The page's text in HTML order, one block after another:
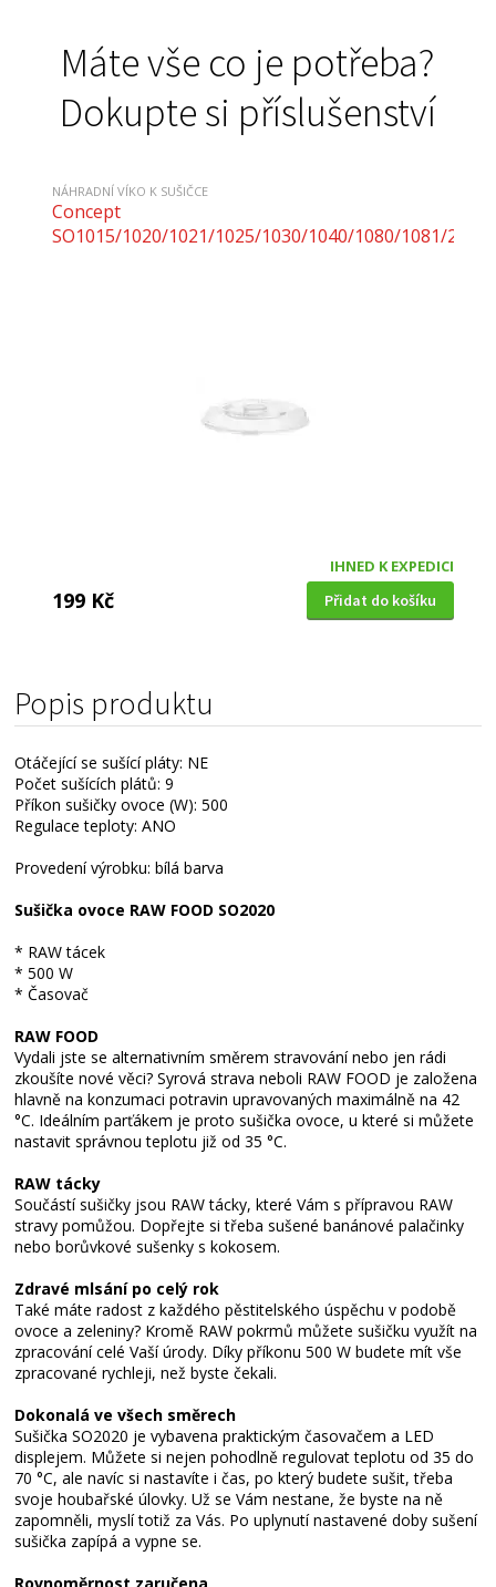
Přílohy ke stažení
Alternativní zboží
Máte vše co je potřeba?
Dokupte si příslušenství
NÁHRADNÍ VÍKO K SUŠIČCE
Concept
SO1015/1020/1021/1025/1030/1040/1080/1081/2020/
IHNED K EXPEDICI
199 Kč Přidat do košíku
Popis produktu
Otáčející se sušící pláty: NE
Počet sušících plátů: 9
Příkon sušičky ovoce (W): 500
Regulace teploty: ANO
Provedení výrobku: bílá barva
Sušička ovoce RAW FOOD SO2020
* RAW tácek
* 500 W
* Časovač
RAW FOOD
Vydali jste se alternativním směrem stravování nebo jen rádi
zkoušíte nové věci? Syrová strava neboli RAW FOOD je založena
hlavně na konzumaci potravin upravovaných maximálně na 42
°C. Ideálním parťákem je proto sušička ovoce, u které si můžete
nastavit správnou teplotu již od 35 °C.
RAW tácky
Součástí sušičky jsou RAW tácky, které Vám s přípravou RAW
stravy pomůžou. Dopřejte si třeba sušené banánové palačinky
nebo borůvkové sušenky s kokosem.
Zdravé mlsání po celý rok
Také máte radost z každého pěstitelského úspěchu v podobě
ovoce a zeleniny? Kromě RAW pokrmů můžete sušičku využít na
zpracování celé Vaší úrody. Díky příkonu 500 W budete mít vše
zpracované rychleji, než byste čekali.
Dokonalá ve všech směrech
Sušička SO2020 je vybavena praktickým časovačem a LED
displejem. Můžete si nejen pohodlně regulovat teplotu od 35 do
70 °C, ale navíc si nastavíte i čas, po který budete sušit, třeba
svoje houbařské úlovky. Už se Vám nestane, že byste na ně
zapomněli, myslí totiž za Vás. Po uplynutí nastavené doby sušení
sušička zapípá a vypne se.